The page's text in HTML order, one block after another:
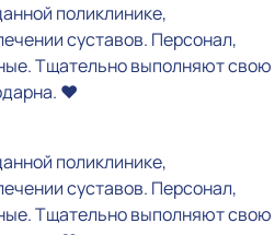
поликлинике,
суставов. Персонал,
Тщательно выполняют свою
❤️
поликлинике,
суставов. Персонал,
Тщательно выполняют свою